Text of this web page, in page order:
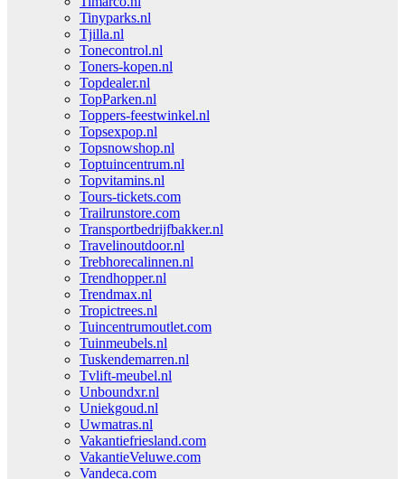
Tinyparks.nl
Tjilla.nl
Tonecontrol.nl
Toners-kopen.nl
Topdealer.nl
TopParken.nl
Toppers-feestwinkel.nl
Topsexpop.nl
Topsnowshop.nl
Toptuincentrum.nl
Topvitamins.nl
Tours-tickets.com
Trailrunstore.com
Transportbedrijfbakker.nl
Travelinoutdoor.nl
Trebhorecalinnen.nl
Trendhopper.nl
Trendmax.nl
Tropictrees.nl
Tuincentrumoutlet.com
Tuinmeubels.nl
Tuskendemarren.nl
Tvlift-meubel.nl
Unboundxr.nl
Uniekgoud.nl
Uwmatras.nl
Vakantiefriesland.com
VakantieVeluwe.com
Vandeca.com